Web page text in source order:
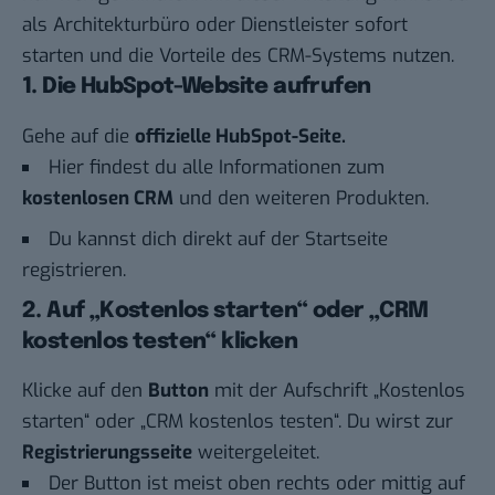
als Architekturbüro oder Dienstleister sofort
starten und die Vorteile des CRM-Systems nutzen.
1. Die HubSpot-Website aufrufen
Gehe auf die offizielle HubSpot-Seite.
Hier findest du alle Informationen zum
kostenlosen CRM und den weiteren Produkten.
Du kannst dich direkt auf der Startseite
registrieren.
2. Auf „Kostenlos starten“ oder „CRM
kostenlos testen“ klicken
Klicke auf den Button mit der Aufschrift „Kostenlos
starten“ oder „CRM kostenlos testen“. Du wirst zur
Registrierungsseite weitergeleitet.
Der Button ist meist oben rechts oder mittig auf